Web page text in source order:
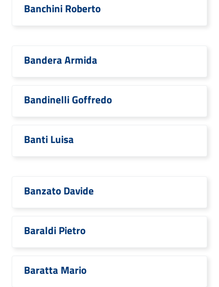
Banchini Roberto
Bandera Armida
Bandinelli Goffredo
Banti Luisa
Banzato Davide
Baraldi Pietro
Baratta Mario